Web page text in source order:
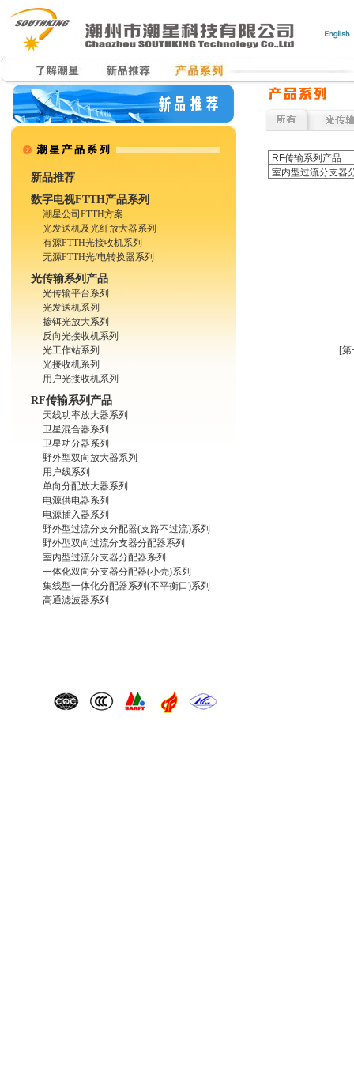
新品推荐
数字电视FTTH产品系列
潮星公司FTTH方案
光发送机及光纤放大器系列
有源FTTH光接收机系列
无源FTTH光/电转换器系列
光传输系列产品
光传输平台系列
光发送机系列
掺铒光放大系列
反向光接收机系列
光工作站系列
光接收机系列
用户光接收机系列
RF传输系列产品
天线功率放大器系列
卫星混合器系列
卫星功分器系列
野外型双向放大器系列
用户线系列
单向分配放大器系列
电源供电器系列
电源插入器系列
野外型过流分支分配器(支路不过流)系列
野外型双向过流分支器分配器系列
室内型过流分支器分配器系列
一体化双向分支器分配器(小壳)系列
集线型一体化分配器系列(不平衡口)系列
高通滤波器系列
[第